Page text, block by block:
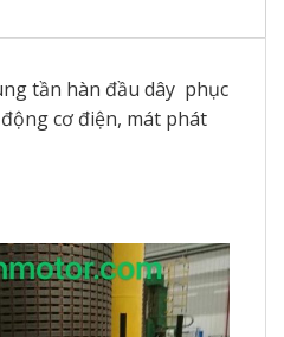
tần hàn đầu dây phục
cơ điện, mát phát